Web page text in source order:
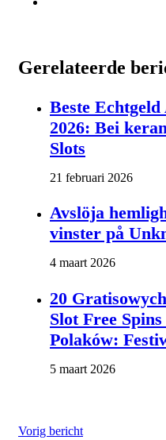
Gerelateerde
Beste Echtgeld
2026: Bei
Slots
21 februari 2026
Avslöja
vinster på
4 maart 2026
20
Slot Free
Polaków:
5 maart 2026
Vorig bericht